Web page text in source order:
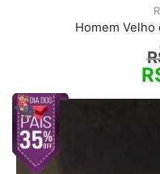
Homem Velho